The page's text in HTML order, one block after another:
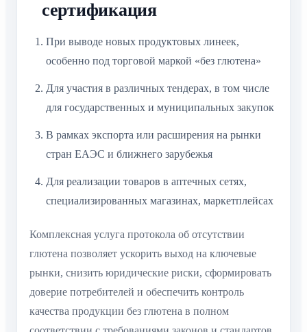
для государственных и муниципальных закупок
стран ЕАЭС и ближнего зарубежья
специализированных магазинах, маркетплейсах
доверие потребителей и обеспечить контроль
качества продукции без глютена в полном
соответствии с требованиями законов и стандартов.
Заказать или купить услугу протокола об
отсутствии глютена для бизнеса, получить